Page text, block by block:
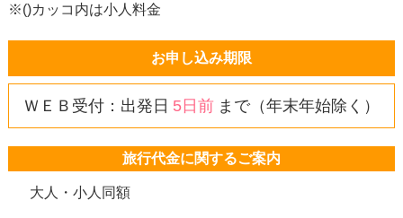
※()カッコ内は小人料金
お申し込み期限
ＷＥＢ受付：出発日 5日前 まで（年末年始除く）
旅行代金に関するご案内
大人・小人同額